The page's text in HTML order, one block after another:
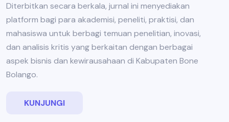
Diterbitkan secara berkala, jurnal ini menyediakan
platform bagi para akademisi, peneliti, praktisi, dan
mahasiswa untuk berbagi temuan penelitian, inovasi,
dan analisis kritis yang berkaitan dengan berbagai
aspek bisnis dan kewirausahaan di Kabupaten Bone
Bolango.
KUNJUNGI